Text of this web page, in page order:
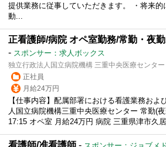
提供業務に従事していただきます。 ・将来
動...
正看護師/病院 オペ室勤務/常勤・夜
- スポンサー：求人ボックス
独立行政法人国立病院機構 三重中央医療センタ
正社員
月給24万円
【仕事内容】配属部署における看護業務お
人国立病院機構三重中央医療センター 常勤(
17:15 オペ室 月給24万円 病院 三重県津市久居
看護師/准看護師 -